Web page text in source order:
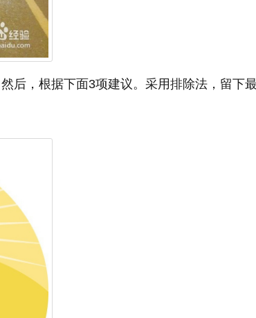
后，根据下面3项建议。采用排除法，留下